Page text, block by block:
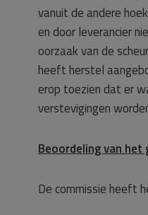
vanuit de andere
en door leverancier
oorzaak van de
heeft herstel
erop toezien dat er
verstevigingen
Beoordeling van het
De commissie heeft